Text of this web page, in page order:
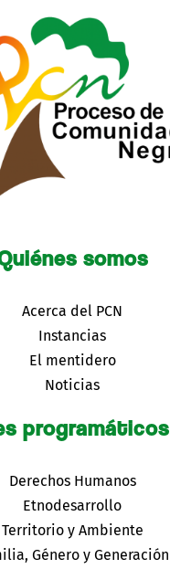
somos
Acerca del PCN
Instancias
El mentidero
Noticias
programáticos
Derechos Humanos
Etnodesarrollo
Territorio y Ambiente
Género y Generación